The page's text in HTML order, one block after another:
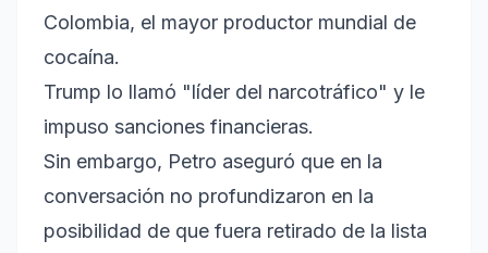
Colombia, el mayor productor mundial de
cocaína.
Trump lo llamó "líder del narcotráfico" y le
impuso sanciones financieras.
Sin embargo, Petro aseguró que en la
conversación no profundizaron en la
posibilidad de que fuera retirado de la lista